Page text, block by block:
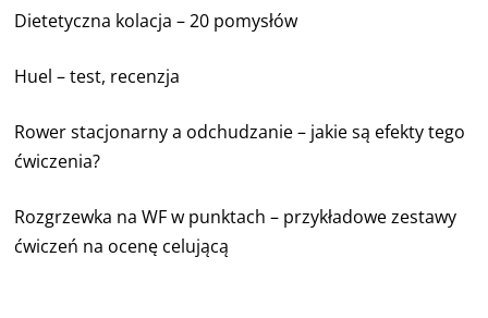
Dietetyczna kolacja – 20 pomysłów
Huel – test, recenzja
Rower stacjonarny a odchudzanie – jakie są efekty tego
ćwiczenia?
Rozgrzewka na WF w punktach – przykładowe zestawy
ćwiczeń na ocenę celującą